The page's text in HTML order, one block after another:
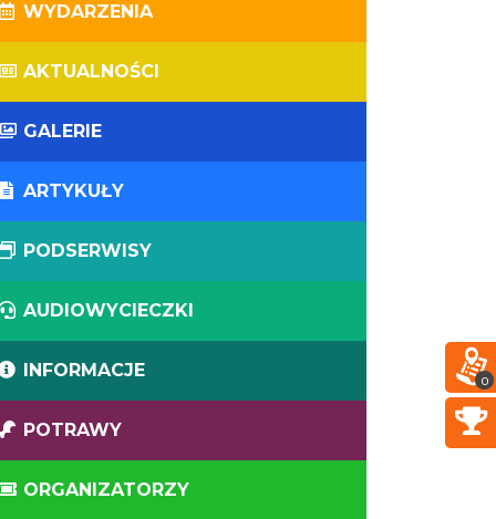
WYDARZENIA
AKTUALNOŚCI
GALERIE
ARTYKUŁY
PODSERWISY
AUDIOWYCIECZKI
INFORMACJE
POTRAWY
ORGANIZATORZY
0